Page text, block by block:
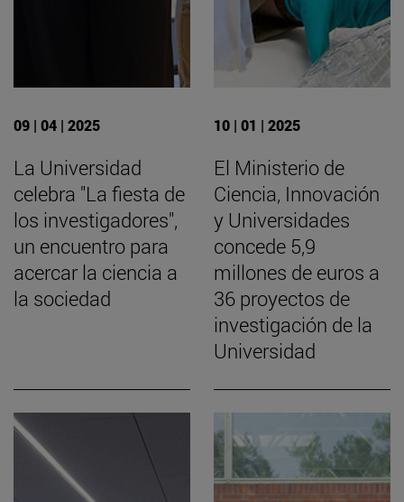
09 | 04 | 2025
La Universidad
celebra "La fiesta de
los investigadores",
un encuentro para
acercar la ciencia a
la sociedad
10 | 01 | 2025
El Ministerio de
Ciencia, Innovación
y Universidades
concede 5,9
millones de euros a
36 proyectos de
investigación de la
Universidad